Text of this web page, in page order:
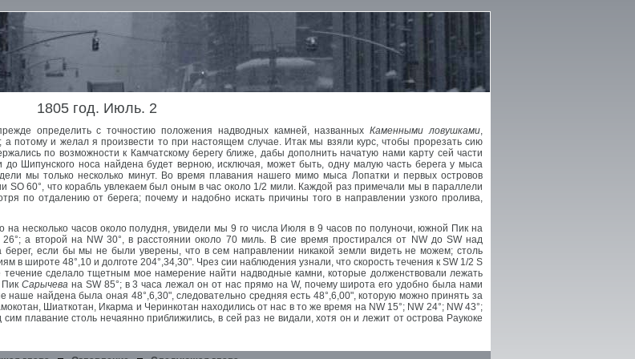
1805 год. Июль. 2
определить с точностию положения надводных камней, названныхКаменными ловушками,
а потому и желал я произвести то при настоящем случае. Итак мы взяли курс, чтобы прорезать сию
по возможности к Камчатскому берегу ближе, дабы дополнить начатую нами карту сей части
до Шипунского носа найдена будет верною, исключая, может быть, одну малую часть берега у мыса
мы только несколько минут. Во время плавания нашего мимо мыса Лопатки и первых островов
SO 60°, что корабль увлекаем был оным в час около 1/2 мили. Каждой раз примечали мы в параллели
по отдалению от берега; почему и надобно искать причины того в направлении узкого пролива,
несколько часов около полудня, увидели мы 9 го числа Июля в 9 часов по полуночи, южной Пик на
а второй на NW 30°, в расстоянии около 70 миль. В сие время простирался от NW до SW над
берег, если бы мы не были уверены, что в сем направлении никакой земли видеть не можем; столь
в широте 48°,10 и долготе 204°,34,30". Чрез сии наблюдения узнали, что скорость течения к SW 1/2 S
сделало тщетным мое намерение найти надводные камни, которые долженствовали лежать
Сарычевана SW 85°; в 3 часа лежал он от нас прямо на W, почему широта его удобно была нами
наше найдена была оная 48°,6,30", следовательно средняя есть 48°,6,00", которую можно принять за
Шиаткотан, Икарма и Черинкотан находились от нас в то же время на NW 15°; NW 24°; NW 43°;
плавание столь нечаянно приближились, в сей раз не видали, хотя он и лежит от острова Раукоке